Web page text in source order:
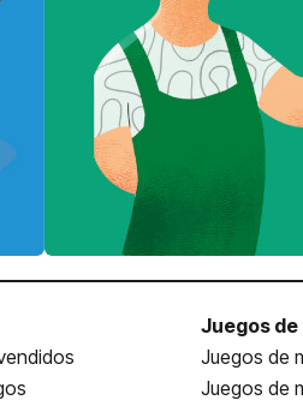
Juegos de
Juegos de
Juegos de